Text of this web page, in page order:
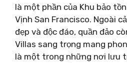
là một phần của Khu bảo
Vịnh San Francisco. Ngoài
đẹp và độc đáo, quần đảo
Villas sang trọng mang
là một trong những nơi lưu